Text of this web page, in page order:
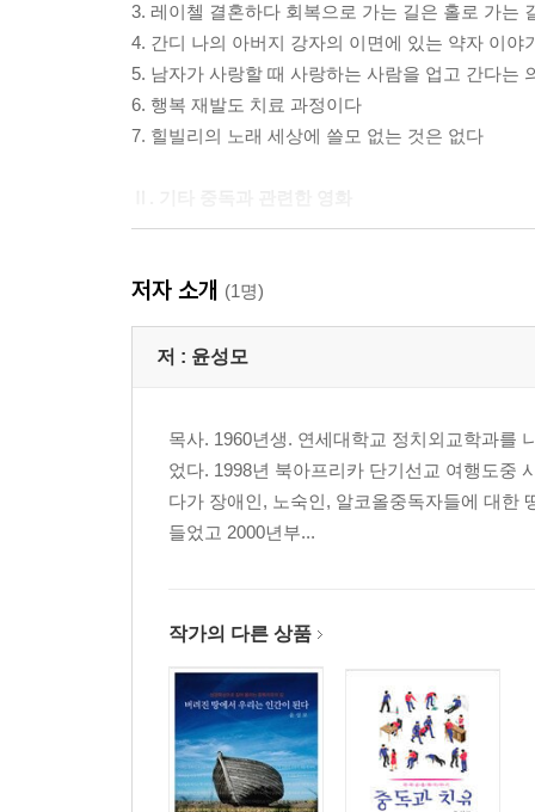
3. 레이첼 결혼하다 회복으로 가는 길은 홀로 가는
4. 간디 나의 아버지 강자의 이면에 있는 약자 이야
5. 남자가 사랑할 때 사랑하는 사람을 업고 간다는
6. 행복 재발도 치료 과정이다
7. 힐빌리의 노래 세상에 쓸모 없는 것은 없다
9. 셰임 성중독자 남매의 스산한 슬픔
10. 태양은 없다 루저 청년들에게도 내일은 있는가?
11. 알렉산더 정복중독자 알렉산더 이야기
14. 쇼퍼홀릭 중독과 시대정신(?)
III. 치료적 함의를 가진 영화
17. 뷰티풀 마인드 중독 치료의 가장 강력한 도구
18. 굿윌 헌팅 그건 네 잘못이 아니야
19. 키드 어린 시절 트라우마와 어른의 삶
20. 마담 프루스트의 비밀정원 네 인생을 살라
21. 가족의 탄생 역기능 가정, 방랑중독에 대하여
저자 소개 (1명)
저 : 윤성모
목사. 1960년생. 연세대학교 정치외교학과를
었다. 1998년 북아프리카 단기선교 여행도중
다가 장애인, 노숙인, 알코올중독자들에 대한
들었고 2000년부...
작가의 다른 상품